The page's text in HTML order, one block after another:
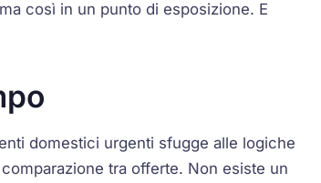
così in un punto di esposizione. E
domestici urgenti sfugge alle logiche
tra offerte. Non esiste un